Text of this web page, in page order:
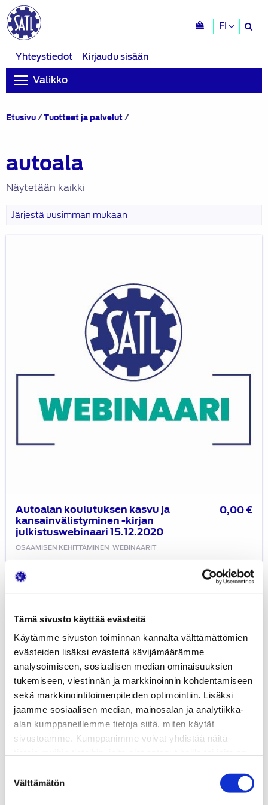
Tämä sivusto käyttää evästeitä
Käytämme sivuston toiminnan kannalta välttämättömien
evästeiden lisäksi evästeitä kävijämäärämme
analysoimiseen, sosiaalisen median ominaisuuksien
tukemiseen, viestinnän ja markkinoinnin kohdentamiseen
sekä markkinointitoimenpiteiden optimointiin. Lisäksi
jaamme sosiaalisen median, mainosalan ja analytiikka-
alan kumppaneillemme tietoja siitä, miten käytät
sivustoamme. Kumppanimme voivat yhdistää näitä
valinta
Välttämätön
FI
Yhteystiedot
Kirjaudu sisään
Valikko
Etusivu/Tuotteet ja palvelut/
autoala
Näytetään kaikki
Autoalan koulutuksen kasvu ja
kansainvälistyminen -kirjan
julkistuswebinaari 15.12.2020
OSAAMISEN KEHITTÄMINEN WEBINAARIT
0,00€
kansainvälistyminen
julkistuswebinaari
Autoalan
koulutuksen
kansainvälistyminen